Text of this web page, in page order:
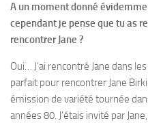
A un moment donné
cependant je pense que tu as
rencontrer Jane ?
Oui… J’ai rencontré Jane dans
parfait pour rencontrer Jane
émission de variété tournée
années 80. J’étais invité par